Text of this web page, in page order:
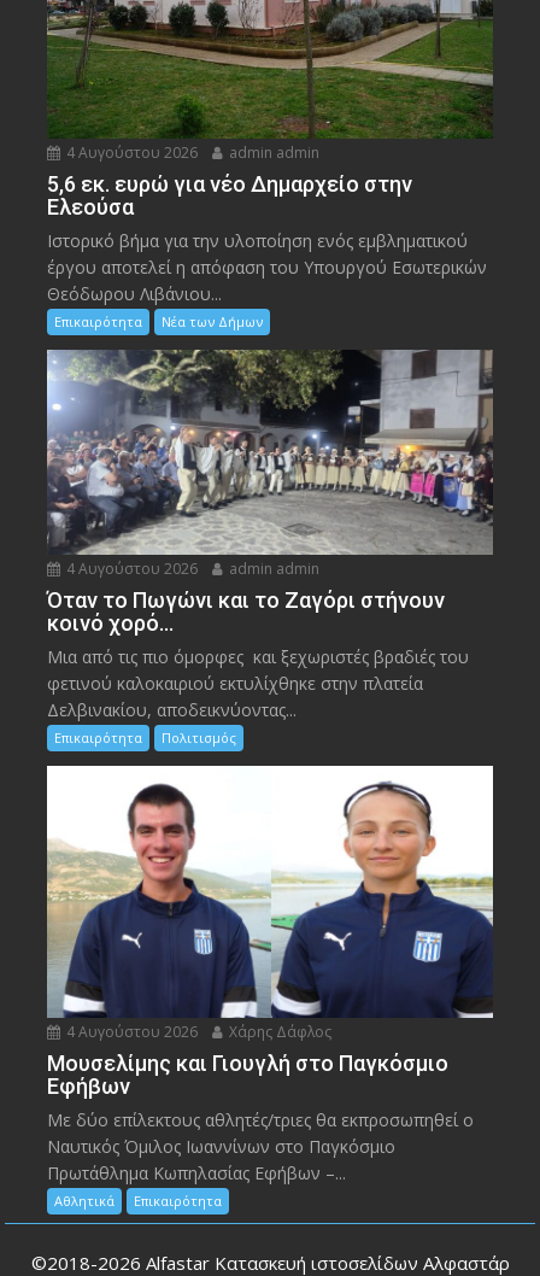
4 Αυγούστου 2026 admin admin
5,6 εκ. ευρώ για νέο Δημαρχείο στην
Ελεούσα
Ιστορικό βήμα για την υλοποίηση ενός εμβληματικού
έργου αποτελεί η απόφαση του Υπουργού Εσωτερικών
Θεόδωρου Λιβάνιου...
Επικαιρότητα Νέα των Δήμων
4 Αυγούστου 2026 admin admin
Όταν το Πωγώνι και το Ζαγόρι στήνουν
κοινό χορό…
Μια από τις πιο όμορφες και ξεχωριστές βραδιές του
φετινού καλοκαιριού εκτυλίχθηκε στην πλατεία
Δελβινακίου, αποδεικνύοντας...
Επικαιρότητα Πολιτισμός
4 Αυγούστου 2026 Χάρης Δάφλος
Μουσελίμης και Γιουγλή στο Παγκόσμιο
Εφήβων
Mε δύο επίλεκτους αθλητές/τριες θα εκπροσωπηθεί ο
Ναυτικός Όμιλος Ιωαννίνων στο Παγκόσμιο
Πρωτάθλημα Κωπηλασίας Εφήβων –...
Αθλητικά Επικαιρότητα
©2018-2026 Alfastar Κατασκευή ιστοσελίδων Αλφαστάρ